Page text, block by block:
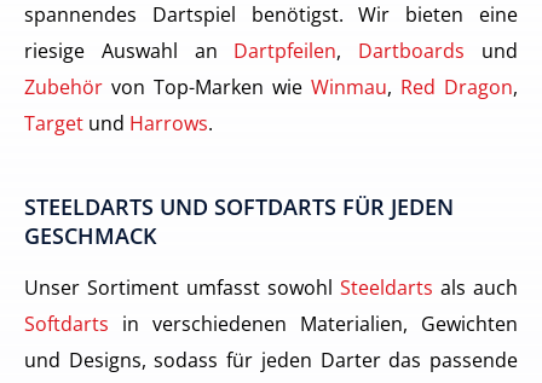
spannendes Dartspiel benötigst. Wir bieten eine
riesige Auswahl an Dartpfeilen, Dartboards und
Zubehör von Top-Marken wie Winmau, Red Dragon,
Target und Harrows.
STEELDARTS UND SOFTDARTS FÜR JEDEN
GESCHMACK
Unser Sortiment umfasst sowohl Steeldarts als auch
Softdarts in verschiedenen Materialien, Gewichten
und Designs, sodass für jeden Darter das passende